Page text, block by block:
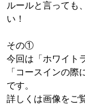
ルールと言っても
い！
その①
今回は「ホワイト
「コースインの
です。
詳しくは画像をご